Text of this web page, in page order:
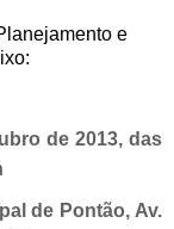
e
de 2013, das
de Pontão, Av.